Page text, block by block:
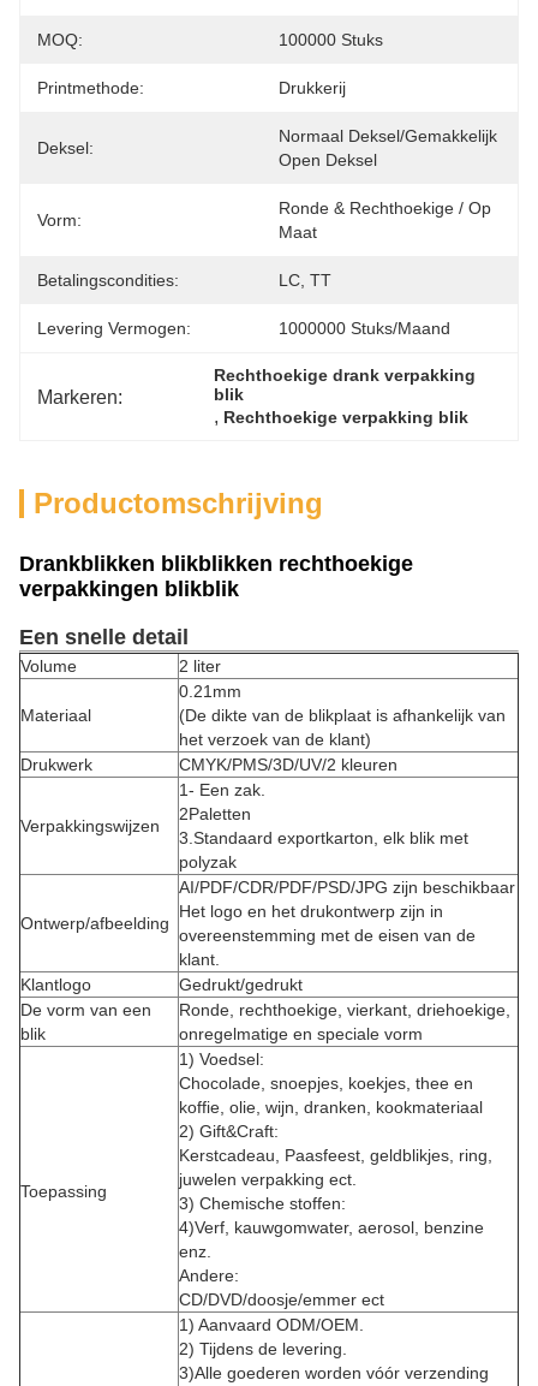
MOQ: 100000 Stuks
Printmethode: Drukkerij
Deksel:
Normaal Deksel/gemakkelijk
Open Deksel
Vorm:
Ronde & Rechthoekige / Op
Maat
Betalingscondities: LC, TT
Levering Vermogen: 1000000 Stuks/maand
Markeren:
Rechthoekige drank verpakking
blik
, Rechthoekige verpakking blik
Productomschrijving
Drankblikken blikblikken rechthoekige
verpakkingen blikblik
Een snelle detail
Volume 2 liter
Materiaal
0.21mm
(De dikte van de blikplaat is afhankelijk van
het verzoek van de klant)
Drukwerk
CMYK/PMS/3D/UV/2 kleuren
Verpakkingswijzen
1- Een zak.
2Paletten
3.Standaard exportkarton, elk blik met
polyzak
Ontwerp/afbeelding
AI/PDF/CDR/PDF/PSD/JPG zijn beschikbaar
Het logo en het drukontwerp zijn in
overeenstemming met de eisen van de
klant.
Klantlogo
Gedrukt/gedrukt
De vorm van een
blik
Ronde, rechthoekige, vierkant, driehoekige,
onregelmatige en speciale vorm
Toepassing
1) Voedsel:
Chocolade, snoepjes, koekjes, thee en
koffie, olie, wijn, dranken, kookmateriaal
2) Gift&Craft:
Kerstcadeau, Paasfeest, geldblikjes, ring,
juwelen verpakking ect.
3) Chemische stoffen:
4)Verf, kauwgomwater, aerosol, benzine
enz.
Andere:
CD/DVD/doosje/emmer ect
1) Aanvaard ODM/OEM.
2) Tijdens de levering.
3)Alle goederen worden vóór verzending